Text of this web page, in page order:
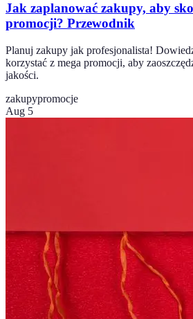
Jak zaplanować zakupy, aby
promocji? Przewodnik
Planuj zakupy jak profesjonalista!
korzystać z mega promocji, aby
jakości.
zakupypromocje
Aug 5